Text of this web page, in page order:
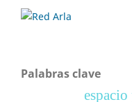
Palabras clave